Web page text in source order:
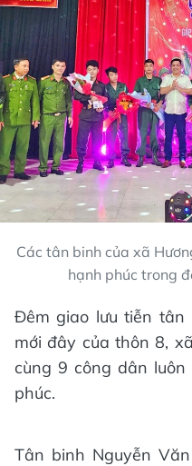
Các tân binh của xã
hạnh phúc trong
Đêm giao lưu tiễn tân
mới đây của thôn 8,
cùng 9 công dân
phúc.
Tân binh Nguyễn